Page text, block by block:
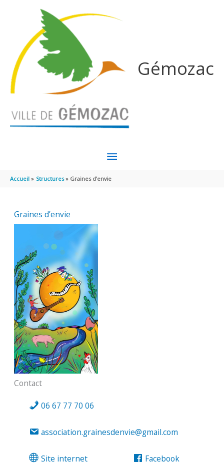
Gémozac
MENU
PRINCIPAL
Accueil Structures Graines d’envie
Graines d’envie
Contact
06 67 77 70 06
association.grainesdenvie@gmail.com
Site internet
Facebook